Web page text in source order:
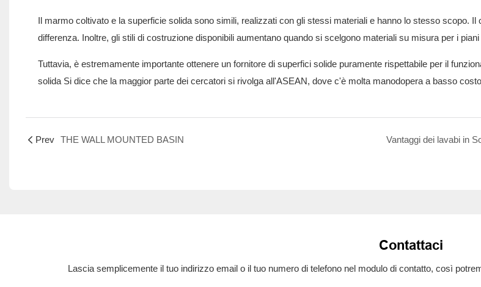
Il marmo coltivato e la superficie solida sono simili, realizzati con gli stessi materiali e hanno lo stesso scopo. Il
differenza. Inoltre, gli stili di costruzione disponibili aumentano quando si scelgono materiali su misura per i piani
Tuttavia, è estremamente importante ottenere un fornitore di superfici solide puramente rispettabile per il
solida Si dice che la maggior parte dei cercatori si rivolga all'ASEAN, dove c'è molta manodopera a basso
Prev THE WALL MOUNTED BASIN Vantaggi dei lavabi in
Contattaci
Lascia semplicemente il tuo indirizzo email o il tuo numero di telefono nel modulo di contatto, così